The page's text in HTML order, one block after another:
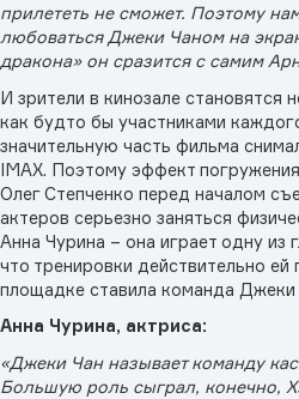
прилететь не сможет. Поэтому
любоваться Джеки Чаном на
дракона» он сразится с самим
И зрители в кинозале становятся
как будто бы участниками
значительную часть фильма
IMAX. Поэтому эффект
Олег Степченко перед началом
актеров серьезно заняться
Анна Чурина – она играет одну из
что тренировки действительно
площадке ставила команда Джеки
Анна Чурина, актриса:
«Джеки Чан называет команду
Большую роль сыграл, конечно,